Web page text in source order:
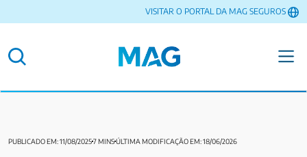
VISITAR O PORTAL DA MAG SEGUROS
PUBLICADO EM: 11/08/20257 MINSÚLTIMA MODIFICAÇÃO EM: 18/06/2026